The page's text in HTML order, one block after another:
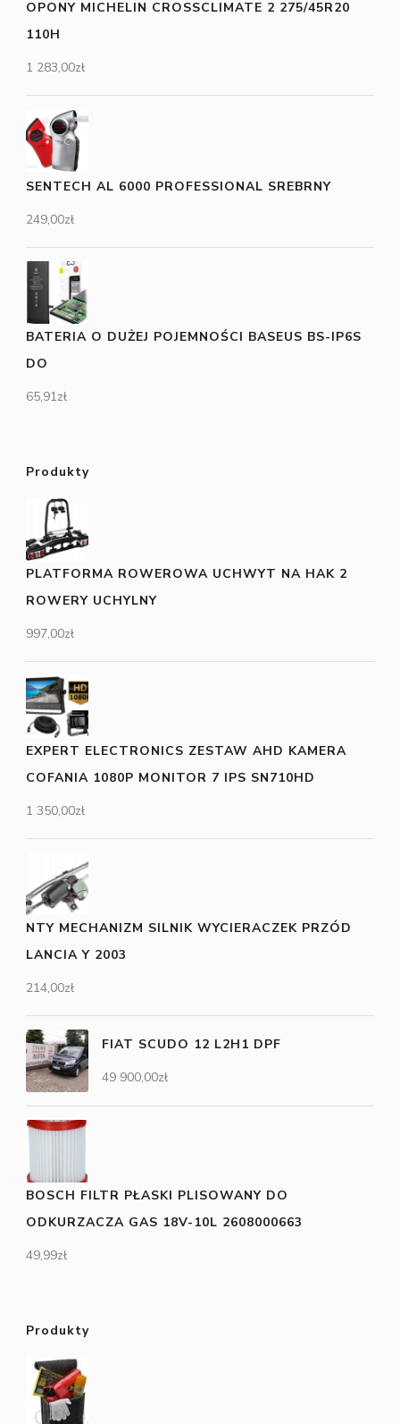
OPONY MICHELIN CROSSCLIMATE 2 275/45R20
110H
1 283,00zł
SENTECH AL 6000 PROFESSIONAL SREBRNY
249,00zł
BATERIA O DUŻEJ POJEMNOŚCI BASEUS BS-IP6S
DO
65,91zł
Produkty
PLATFORMA ROWEROWA UCHWYT NA HAK 2
ROWERY UCHYLNY
997,00zł
EXPERT ELECTRONICS ZESTAW AHD KAMERA
COFANIA 1080P MONITOR 7 IPS SN710HD
1 350,00zł
NTY MECHANIZM SILNIK WYCIERACZEK PRZÓD
LANCIA Y 2003
214,00zł
FIAT SCUDO 12 L2H1 DPF
49 900,00zł
BOSCH FILTR PŁASKI PLISOWANY DO
ODKURZACZA GAS 18V-10L 2608000663
49,99zł
Produkty